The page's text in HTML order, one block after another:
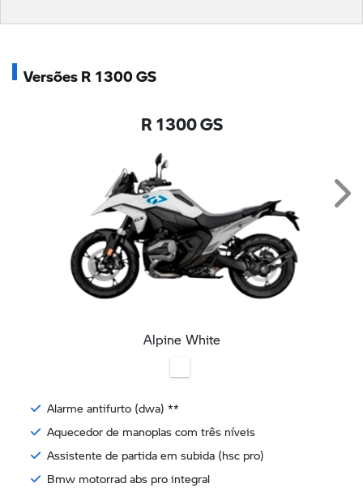
Versões R 1300 GS
R 1300 GS
Alpine White
Alarme antifurto (dwa) **
Aquecedor de manoplas com três níveis
Assistente de partida em subida (hsc pro)
Bmw motorrad abs pro integral